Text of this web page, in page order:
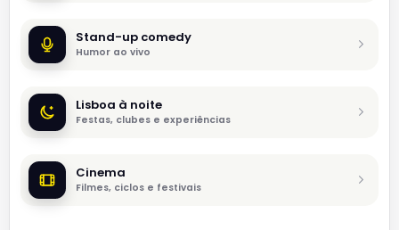
Stand-up comedy
Humor ao vivo
Lisboa à noite
Festas, clubes e experiências
Cinema
Filmes, ciclos e festivais